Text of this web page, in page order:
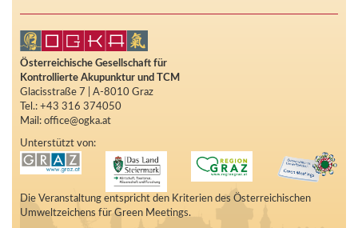
Österreichische Gesellschaft für
Kontrollierte Akupunktur und TCM
Glacisstraße 7 | A-8010 Graz
Tel.: +43 316 374050
Mail: office@ogka.at
Unterstützt von:
Die Veranstaltung entspricht den Kriterien des Österreichischen
Umweltzeichens für Green Meetings.